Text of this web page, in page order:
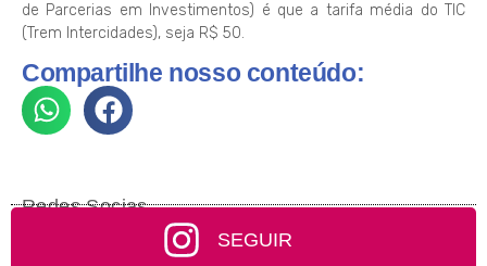
de Parcerias em Investimentos) é que a tarifa média do TIC
(Trem Intercidades), seja R$ 50.
Compartilhe nosso conteúdo:
Redes Socias
SEGUIR